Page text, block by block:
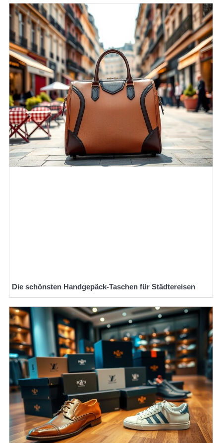
Die schönsten Handgepäck-Taschen für Städtereisen